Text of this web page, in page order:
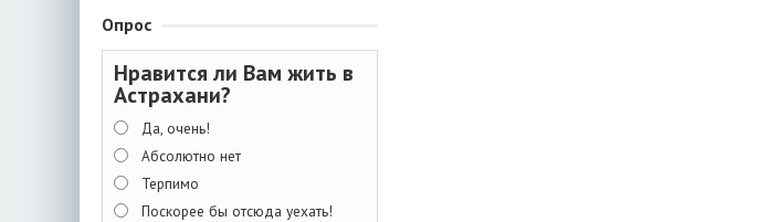
Опрос
Нравится ли Вам жить в
Астрахани?
Да, очень!
Абсолютно нет
Терпимо
Поскорее бы отсюда уехать!